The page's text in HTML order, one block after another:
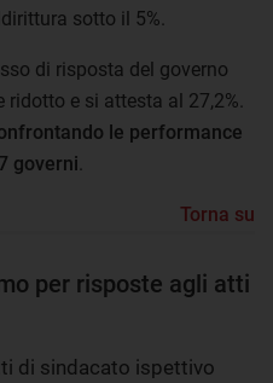
sotto il 5%.
di risposta del governo
e si attesta al 27,2%.
le performance
governi
Torna su
per risposte agli atti
di sindacato ispettivo